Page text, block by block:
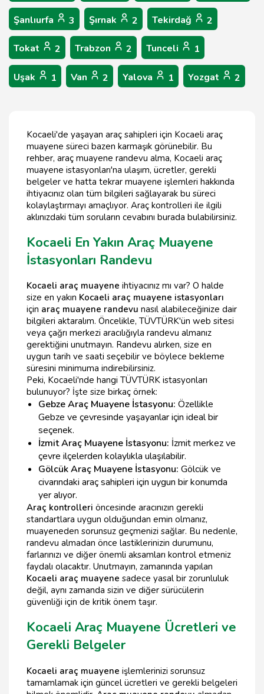
Şanlıurfa 3 Şırnak 2 Tekirdağ 2
Tokat 2 Trabzon 2 Tunceli 1
Uşak 1 Van 2 Yalova 1 Yozgat 2
Kocaeli'de yaşayan araç sahipleri için Kocaeli araç
muayene süreci bazen karmaşık görünebilir. Bu
rehber, araç muayene randevu alma, Kocaeli araç
muayene istasyonları'na ulaşım, ücretler, gerekli
belgeler ve hatta tekrar muayene işlemleri hakkında
ihtiyacınız olan tüm bilgileri sağlayarak bu süreci
kolaylaştırmayı amaçlıyor. Araç kontrolleri ile ilgili
aklınızdaki tüm soruların cevabını burada bulabilirsiniz.
Kocaeli En Yakın Araç Muayene
İstasyonları Randevu
Kocaeli araç muayene ihtiyacınız mı var? O halde
size en yakın Kocaeli araç muayene istasyonları
için araç muayene randevu nasıl alabileceğinize dair
bilgileri aktaralım. Öncelikle, TÜVTÜRK'ün web sitesi
veya çağrı merkezi aracılığıyla randevu almanız
gerektiğini unutmayın. Randevu alırken, size en
uygun tarih ve saati seçebilir ve böylece bekleme
süresini minimuma indirebilirsiniz.
Peki, Kocaeli'nde hangi TÜVTÜRK istasyonları
bulunuyor? İşte size birkaç örnek:
Gebze Araç Muayene İstasyonu: Özellikle
Gebze ve çevresinde yaşayanlar için ideal bir
seçenek.
İzmit Araç Muayene İstasyonu: İzmit merkez ve
çevre ilçelerden kolaylıkla ulaşılabilir.
Gölcük Araç Muayene İstasyonu: Gölcük ve
civarındaki araç sahipleri için uygun bir konumda
yer alıyor.
Araç kontrolleri öncesinde aracınızın gerekli
standartlara uygun olduğundan emin olmanız,
muayeneden sorunsuz geçmenizi sağlar. Bu nedenle,
randevu almadan önce lastiklerinizin durumunu,
farlarınızı ve diğer önemli aksamları kontrol etmeniz
faydalı olacaktır. Unutmayın, zamanında yapılan
Kocaeli araç muayene sadece yasal bir zorunluluk
değil, aynı zamanda sizin ve diğer sürücülerin
güvenliği için de kritik önem taşır.
Kocaeli Araç Muayene Ücretleri ve
Gerekli Belgeler
Kocaeli araç muayene işlemlerinizi sorunsuz
tamamlamak için güncel ücretleri ve gerekli belgeleri